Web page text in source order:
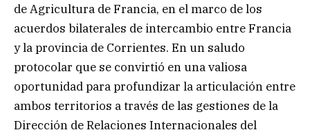
de Agricultura de Francia, en el marco de los
acuerdos bilaterales de intercambio entre Francia
y la provincia de Corrientes. En un saludo
protocolar que se convirtió en una valiosa
oportunidad para profundizar la articulación entre
ambos territorios a través de las gestiones de la
Dirección de Relaciones Internacionales del